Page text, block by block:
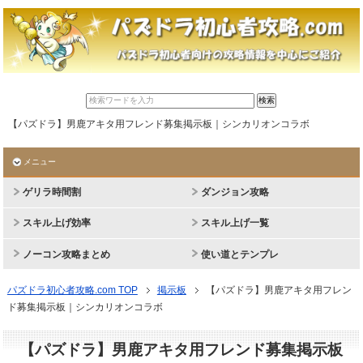
【パズドラ】男鹿アキタ用フレンド募集掲示板｜シンカリオンコラボ
メニュー
ゲリラ時間割 ダンジョン攻略
スキル上げ効率 スキル上げ一覧
ノーコン攻略まとめ 使い道とテンプレ
パズドラ初心者攻略.com TOP 掲示板
【パズドラ】男鹿アキタ用フレン
ド募集掲示板｜シンカリオンコラボ
【パズドラ】男鹿アキタ用フレンド募集掲示板